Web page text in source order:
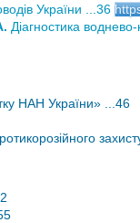
України ...36
Діагностика
НАН України» ...46